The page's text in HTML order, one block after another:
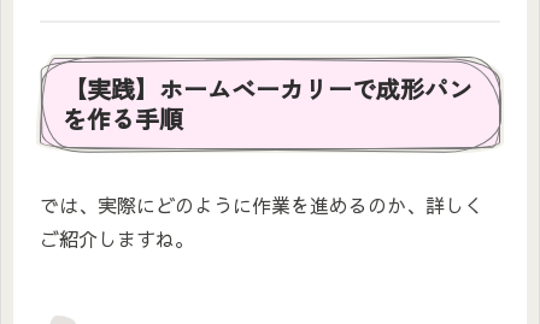
【実践】ホームベーカリーで成形パン
を作る手順
では、実際にどのように作業を進めるのか、詳しく
ご紹介しますね。